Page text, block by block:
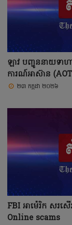
ឡាវ បញ្ជូននាយទាហ
ការណ៍អាស៊ាន
២៣ កក្កដា ២០២៦
FBI អាម៉េរិក សរស
Online scams